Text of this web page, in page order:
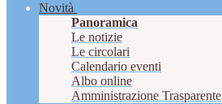
Novità
Panoramica
Le notizie
Le circolari
Calendario eventi
Albo online
Amministrazione Trasparente